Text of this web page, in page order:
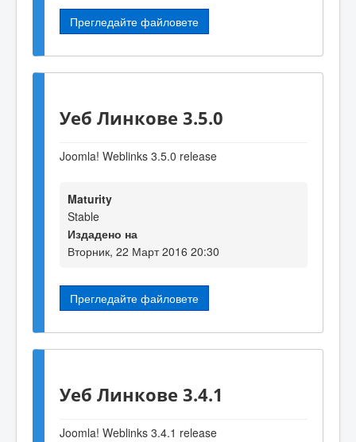
Прегледайте файловете
Уеб Линкове 3.5.0
Joomla! Weblinks 3.5.0 release
Maturity
Stable
Издадено на
Вторник, 22 Март 2016 20:30
Прегледайте файловете
Уеб Линкове 3.4.1
Joomla! Weblinks 3.4.1 release